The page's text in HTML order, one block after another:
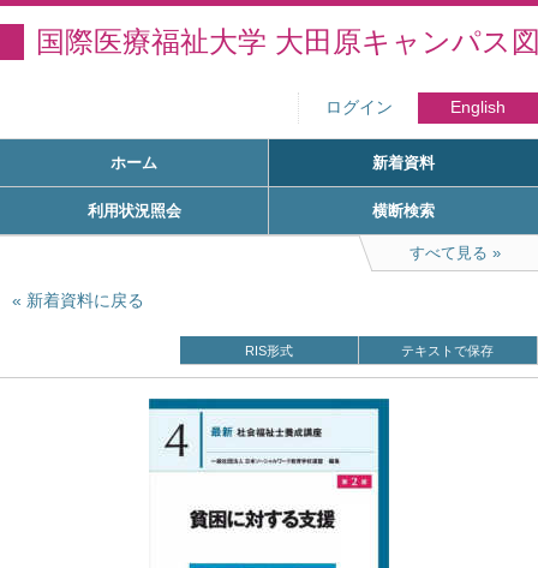
国際医療福祉大学 大田原キャンパス
ログイン English
ホーム 新着資料
利用状況照会 横断検索
すべて見る
新着資料に戻る
RIS形式 テキストで保存